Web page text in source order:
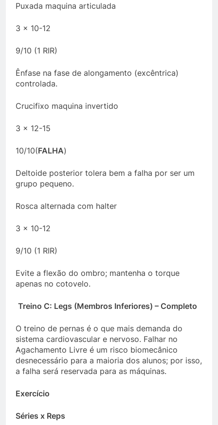
Puxada maquina articulada
3 x 10-12
9/10 (1 RIR)
Ênfase na fase de alongamento (excêntrica)
controlada.
Crucifixo maquina invertido
3 x 12-15
10/10(FALHA)
Deltoide posterior tolera bem a falha por ser um
grupo pequeno.
Rosca alternada com halter
3 x 10-12
9/10 (1 RIR)
Evite a flexão do ombro; mantenha o torque
apenas no cotovelo.
Treino C: Legs (Membros Inferiores) – Completo
O treino de pernas é o que mais demanda do
sistema cardiovascular e nervoso. Falhar no
Agachamento Livre é um risco biomecânico
desnecessário para a maioria dos alunos; por isso,
a falha será reservada para as máquinas.
Exercício
Séries x Reps